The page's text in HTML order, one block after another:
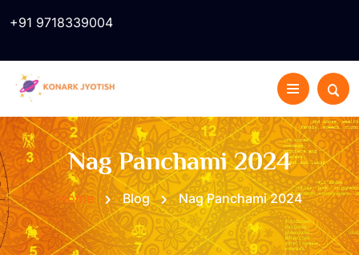
+91 9718339004
Nag Panchami 2024
Home Blog Nag Panchami 2024